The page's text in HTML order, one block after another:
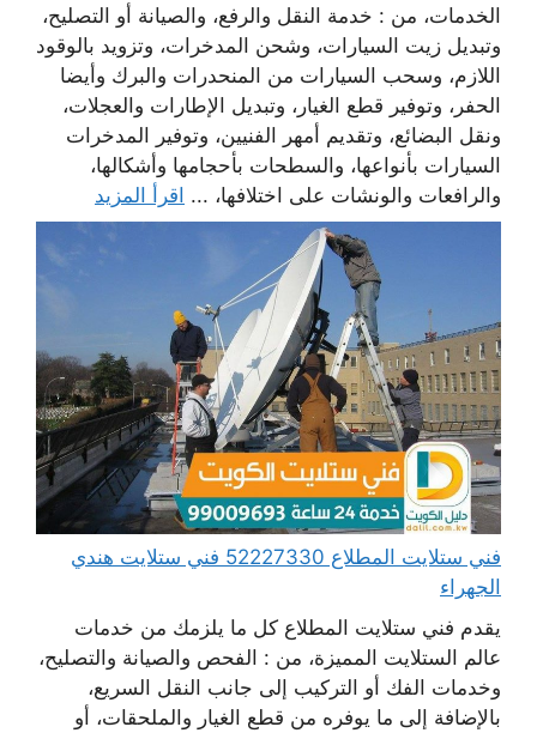
الخدمات، من : خدمة النقل والرفع، والصيانة أو التصليح،
وتبديل زيت السيارات، وشحن المدخرات، وتزويد بالوقود
اللازم، وسحب السيارات من المنحدرات والبرك وأيضا
الحفر، وتوفير قطع الغيار، وتبديل الإطارات والعجلات،
ونقل البضائع، وتقديم أمهر الفنيين، وتوفير المدخرات
السيارات بأنواعها، والسطحات بأحجامها وأشكالها،
والرافعات والونشات على اختلافها، ... اقرأ المزيد
فني ستلايت المطلاع 52227330 فني ستلايت هندي
الجهراء
يقدم فني ستلايت المطلاع كل ما يلزمك من خدمات
عالم الستلايت المميزة، من : الفحص والصيانة والتصليح،
وخدمات الفك أو التركيب إلى جانب النقل السريع،
بالإضافة إلى ما يوفره من قطع الغيار والملحقات، أو